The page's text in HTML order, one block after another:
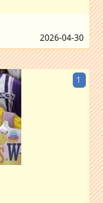
2026-04-30
1